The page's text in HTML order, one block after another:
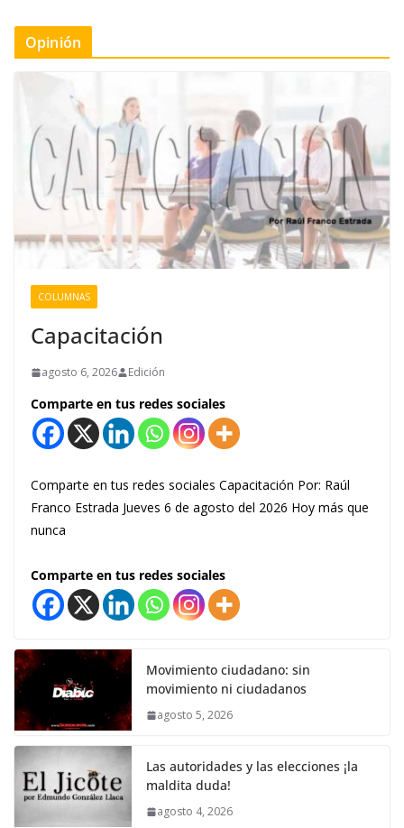
Opinión
COLUMNAS
Capacitación
agosto 6, 2026 Edición
Comparte en tus redes sociales
Comparte en tus redes sociales Capacitación Por: Raúl
Franco Estrada Jueves 6 de agosto del 2026 Hoy más que
nunca
Comparte en tus redes sociales
Movimiento ciudadano: sin
movimiento ni ciudadanos
agosto 5, 2026
Las autoridades y las elecciones ¡la
maldita duda!
agosto 4, 2026